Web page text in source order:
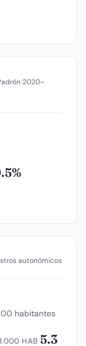
2020–
autonómicos
habitantes
HAB 5.3